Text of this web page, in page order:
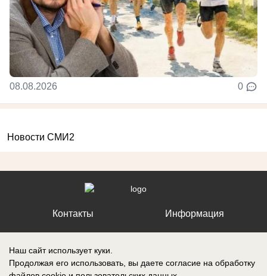
08.08.2026 0
Новости СМИ2
Контакты Информация
Наш сайт использует куки.
Продолжая его использовать, вы даете согласие на обработку